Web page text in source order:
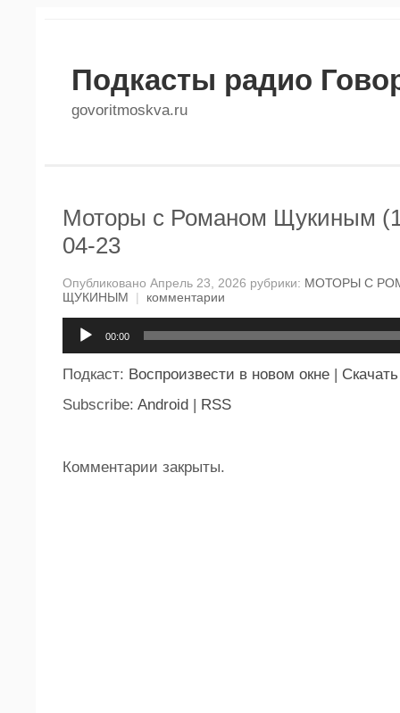
Подкасты радио
govoritmoskva.ru
Моторы с Романом Щукиным
04-23
Опубликовано Апрель 23, 2026 рубрики: МОТОРЫ С
ЩУКИНЫМ
| комментарии
00:00
Подкаст: Воспроизвести в новом окне | Скачать
Subscribe: Android | RSS
Комментарии закрыты.